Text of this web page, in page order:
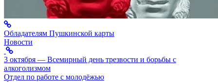
Обладателям Пушкинской карты
Новости
3 октября — Всемирный день трезвости и борьбы с
алкоголизмом
Отдел по работе с молодёжью